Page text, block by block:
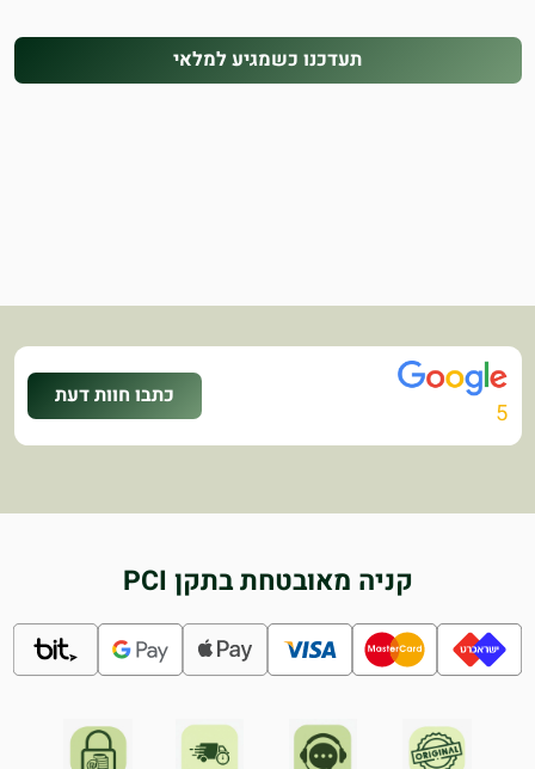
תעדכנו כשמגיע למלאי
5
כתבו חוות דעת
קניה מאובטחת בתקן PCI